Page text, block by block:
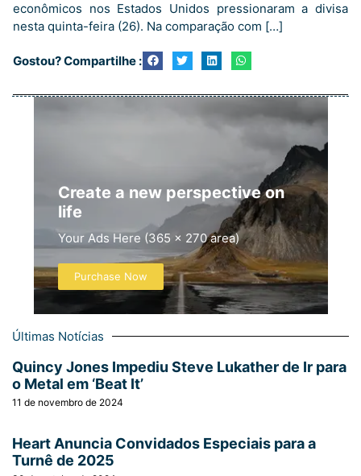
econômicos nos Estados Unidos pressionaram a divisa
nesta quinta-feira (26). Na comparação com […]
Gostou? Compartilhe :
Create a new perspective on
life
Your Ads Here (365 x 270 area)
Purchase Now
Últimas Notícias
Quincy Jones Impediu Steve Lukather de Ir para
o Metal em ‘Beat It’
11 de novembro de 2024
Heart Anuncia Convidados Especiais para a
Turnê de 2025